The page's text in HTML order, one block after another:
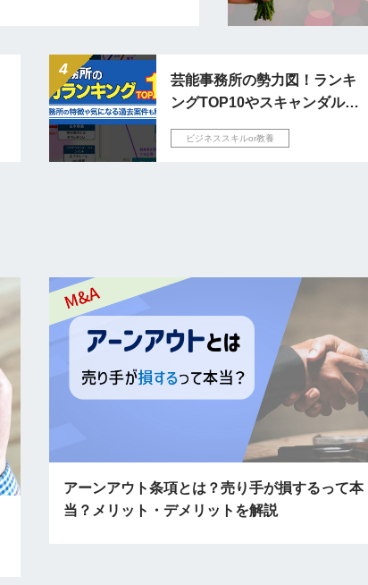
芸能事務所の勢力図！ランキ
ングTOP10やスキャンダル対
ビジネススキルor教養
アーンアウト条項とは？売り手が損するって本
当？メリット・デメリットを解説